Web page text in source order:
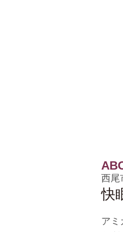
西尾
快
アミ